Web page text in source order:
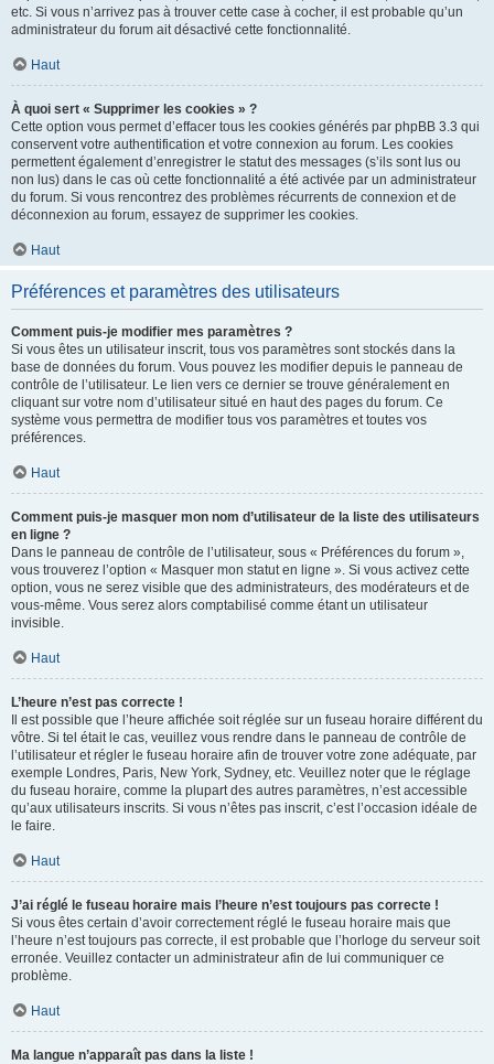
etc. Si vous n’arrivez pas à trouver cette case à cocher, il est probable qu’un
administrateur du forum ait désactivé cette fonctionnalité.
Haut
À quoi sert « Supprimer les cookies » ?
Cette option vous permet d’effacer tous les cookies générés par phpBB 3.3 qui
conservent votre authentification et votre connexion au forum. Les cookies
permettent également d’enregistrer le statut des messages (s’ils sont lus ou
non lus) dans le cas où cette fonctionnalité a été activée par un administrateur
du forum. Si vous rencontrez des problèmes récurrents de connexion et de
déconnexion au forum, essayez de supprimer les cookies.
Haut
Préférences et paramètres des utilisateurs
Comment puis-je modifier mes paramètres ?
Si vous êtes un utilisateur inscrit, tous vos paramètres sont stockés dans la
base de données du forum. Vous pouvez les modifier depuis le panneau de
contrôle de l’utilisateur. Le lien vers ce dernier se trouve généralement en
cliquant sur votre nom d’utilisateur situé en haut des pages du forum. Ce
système vous permettra de modifier tous vos paramètres et toutes vos
préférences.
Haut
Comment puis-je masquer mon nom d’utilisateur de la liste des utilisateurs
en ligne ?
Dans le panneau de contrôle de l’utilisateur, sous « Préférences du forum »,
vous trouverez l’option « Masquer mon statut en ligne ». Si vous activez cette
option, vous ne serez visible que des administrateurs, des modérateurs et de
vous-même. Vous serez alors comptabilisé comme étant un utilisateur
invisible.
Haut
L’heure n’est pas correcte !
Il est possible que l’heure affichée soit réglée sur un fuseau horaire différent du
vôtre. Si tel était le cas, veuillez vous rendre dans le panneau de contrôle de
l’utilisateur et régler le fuseau horaire afin de trouver votre zone adéquate, par
exemple Londres, Paris, New York, Sydney, etc. Veuillez noter que le réglage
du fuseau horaire, comme la plupart des autres paramètres, n’est accessible
qu’aux utilisateurs inscrits. Si vous n’êtes pas inscrit, c’est l’occasion idéale de
le faire.
Haut
J’ai réglé le fuseau horaire mais l’heure n’est toujours pas correcte !
Si vous êtes certain d’avoir correctement réglé le fuseau horaire mais que
l’heure n’est toujours pas correcte, il est probable que l’horloge du serveur soit
erronée. Veuillez contacter un administrateur afin de lui communiquer ce
problème.
Haut
Ma langue n’apparaît pas dans la liste !